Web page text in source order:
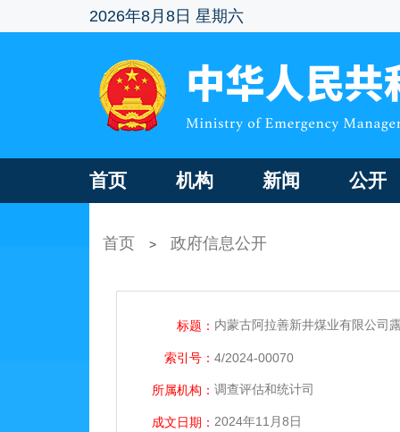
2026年8月8日 星期六
首页 机构 新闻 公开
首页 > 政府信息公开
标题： 内蒙古阿拉善新井煤业有限公司
索引号： 4/2024-00070
所属机构： 调查评估和统计司
成文日期： 2024年11月8日